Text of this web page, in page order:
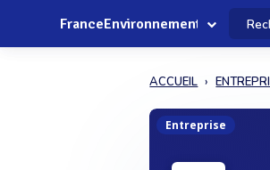
FranceEnvironnement
ACCUEIL
Entreprise